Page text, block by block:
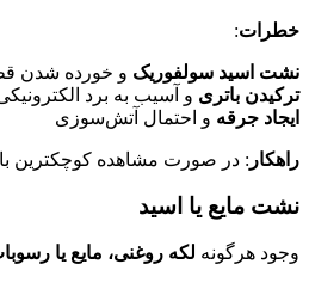
خطرات:
نشت اسید سولفوریک و خورده شدن
ترکیدن باتری و آسیب به برد
ایجاد جرقه و احتمال آتش‌سوزی
راهکار : در صورت مشاهده کوچکترین
نشت مایع یا اسید
وجود هرگونه لکه روغنی، مایع یا